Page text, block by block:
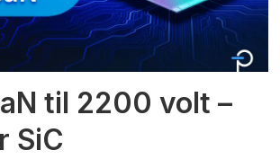
til 2200 volt –
SiC